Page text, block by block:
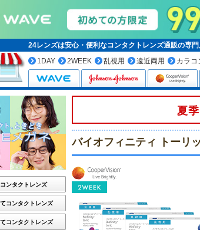
24レンズは安心・便利なコンタクトレンズ通販の専門
1DAY
2WEEK 乱視用 遠近両用 カラコ
ンタクトレンズ
コンタクトレンズ
コンタクトレンズ
夏
バイオフィニティ トーリ